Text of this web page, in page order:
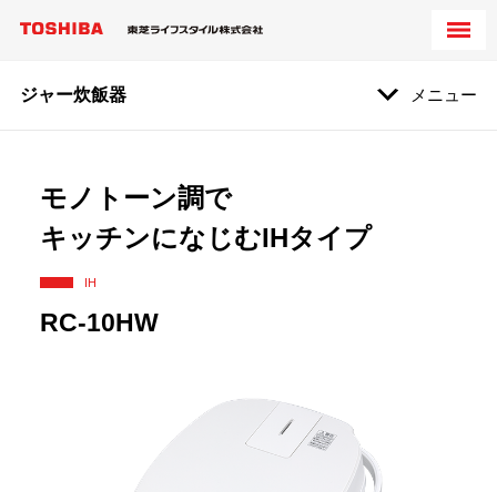
ジャー炊飯器 メニュー
モノトーン調で
キッチンになじむIHタイプ
IH
RC-10HW